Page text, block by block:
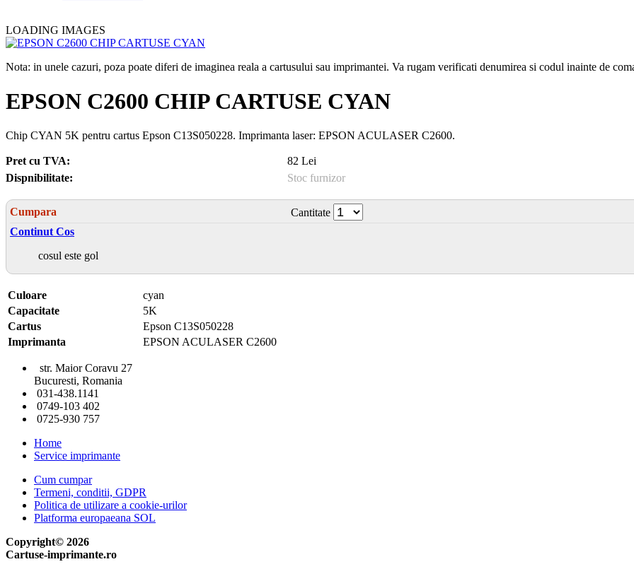
LOADING IMAGES
Nota: in unele cazuri, poza poate diferi de imaginea reala a cartusului sau imprimantei. Va rugam verificati denumirea si codul inainte de
EPSON C2600 CHIP CARTUSE CYAN
Chip CYAN 5K pentru cartus Epson C13S050228. Imprimanta laser: EPSON ACULASER C2600.
Pret cu TVA:
82 Lei
Dispnibilitate:
Stoc furnizor
Cumpara
Cantitate
Continut Cos
cosul este gol
Culoare
cyan
Capacitate
5K
Cartus
Epson C13S050228
Imprimanta
EPSON ACULASER C2600
str. Maior Coravu 27
Bucuresti, Romania
031-438.1141
0749-103 402
0725-930 757
Home
Service imprimante
Cum cumpar
Termeni, conditii, GDPR
Politica de utilizare a cookie-urilor
Platforma europaeana SOL
Copyright© 2026
Cartuse-imprimante.ro